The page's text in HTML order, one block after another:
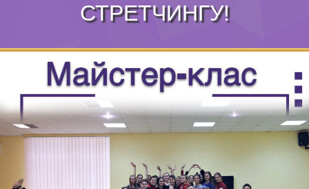
СТРЕТЧИНГУ!